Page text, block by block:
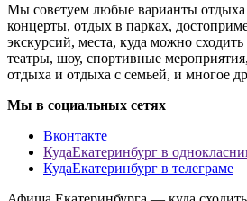
Мы советуем любые варианты
концерты, отдых в парках,
экскурсий, места, куда можно
театры, шоу, спортивные
отдыха и отдыха с семьей, и многое
Мы в социальных сетях
Вконтакте
КудаЕкатеринбург в
КудаЕкатеринбург в телеграме